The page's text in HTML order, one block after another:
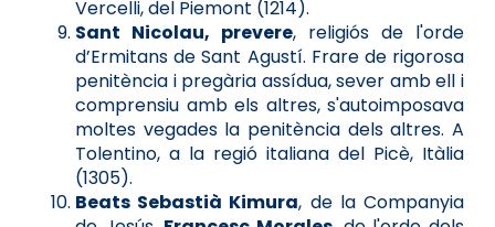
Vercelli, del Piemont (1214).
Sant Nicolau, prevere, religiós de l'orde
d’Ermitans de Sant Agustí. Frare de rigorosa
penitència i pregària assídua, sever amb ell i
comprensiu amb els altres, s'autoimposava
moltes vegades la penitència dels altres. A
Tolentino, a la regió italiana del Picè, Itàlia
(1305).
Beats Sebastià Kimura, de la Companyia